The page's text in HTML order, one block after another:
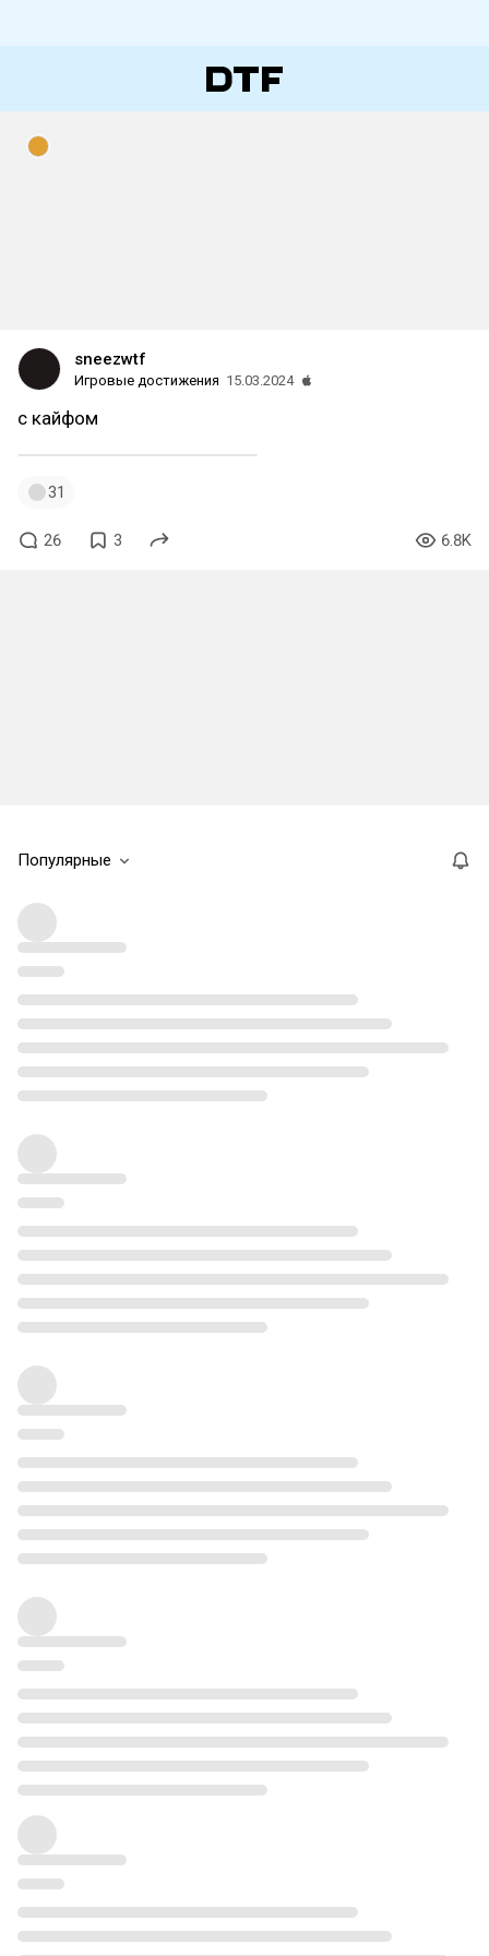
sneezwtf
Игровые достижения 15.03.2024
с кайфом
31
26 3 6.8K
Популярные